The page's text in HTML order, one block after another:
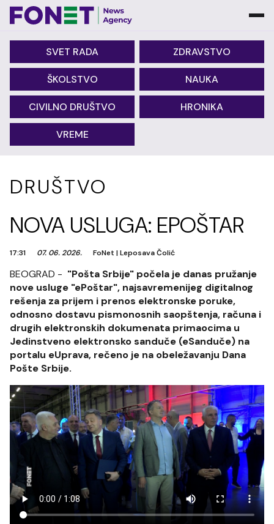
SVET RADA ZDRAVSTVO
ŠKOLSTVO NAUKA
CIVILNO DRUŠTVO HRONIKA
VREME
DRUŠTVO
NOVA USLUGA: EPOŠTAR
17:31 07. 06. 2026. FoNet |Leposava Čolić
BEOGRAD - "Pošta Srbije" počela je danas pružanje
nove usluge "ePoštar", najsavremenijeg digitalnog
rešenja za prijem i prenos elektronske poruke,
odnosno dostavu pismonosnih saopštenja, računa i
drugih elektronskih dokumenata primaocima u
Jedinstveno elektronsko sanduče (eSanduče) na
portalu eUprava, rečeno je na obeležavanju Dana
Pošte Srbije.